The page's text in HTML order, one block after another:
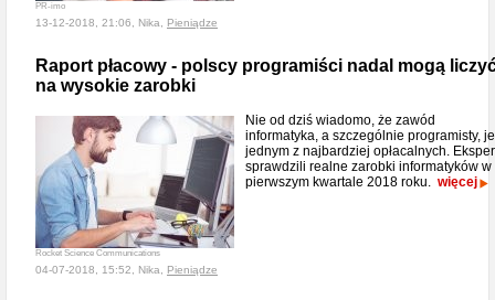
PR-imo
13-12-2018, 21:06, Nika, Pieniądze
Raport płacowy - polscy programiści nadal mogą
na wysokie zarobki
Rocket Science Communications
Nie od dziś wiadomo, że zawód
informatyka, a szczególnie programisty,
jednym z najbardziej opłacalnych.
sprawdzili realne zarobki informatyków w
pierwszym kwartale 2018 roku. więcej
04-07-2018, 15:52, Nika, Pieniądze